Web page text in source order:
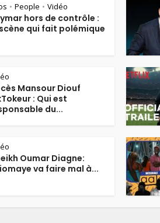
• People • Vidéo
hors de contrôle :
qui fait polémique
Mansour Diouf
: Qui est
du...
Oumar Diagne:
va faire mal à...